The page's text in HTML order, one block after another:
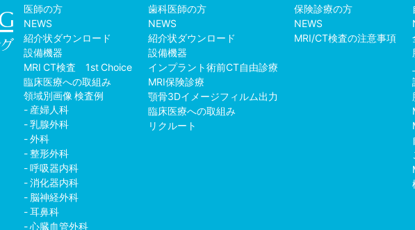
医師の方
NEWS
紹介状ダウンロード
設備機器
MRI CT検査 1st Choice
臨床医療への取組み
領域別画像 検査例
産婦人科
乳腺外科
外科
整形外科
呼吸器内科
消化器内科
脳神経外科
耳鼻科
心臓血管外科
歯科医師の方
NEWS
紹介状ダウンロード
設備機器
インプラント術前CT自由診療
MRI保険診療
顎骨3Dイメージフィルム出力
臨床医療への取組み
リクルート
保険診療の方
NEWS
MRI/CT検査の注意事項